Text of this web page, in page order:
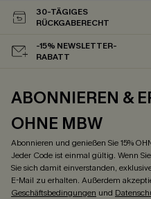
30-TÄGIGES
RÜCKGABERECHT
-15% NEWSLETTER-
RABATT
ABONNIEREN &
OHNE MBW
Abonnieren und genießen Sie 15%
Jeder Code ist einmal gültig. Wenn
Sie sich damit einverstanden,
E-Mail zu erhalten. Außerdem
Geschäftsbedingungen und